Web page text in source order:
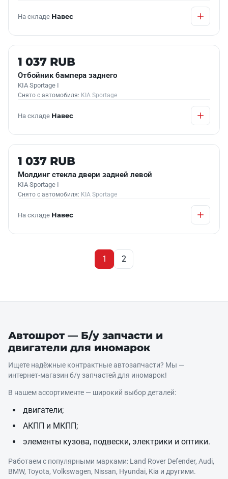
На складе Навес
Б/У В НАЛИЧИИ
1 037 RUB
Отбойник бампера заднего
KIA Sportage I
Снято с автомобиля: KIA Sportage
На складе Навес
Б/У В НАЛИЧИИ
1 037 RUB
Молдинг стекла двери задней левой
KIA Sportage I
Снято с автомобиля: KIA Sportage
На складе Навес
1 2
Автошрот — Б/у запчасти и
двигатели для иномарок
Ищете надёжные контрактные автозапчасти? Мы —
интернет‑магазин б/у запчастей для иномарок!
В нашем ассортименте — широкий выбор деталей:
двигатели;
АКПП и МКПП;
элементы кузова, подвески, электрики и оптики.
Работаем с популярными марками: Land Rover Defender, Audi,
BMW, Toyota, Volkswagen, Nissan, Hyundai, Kia и другими.